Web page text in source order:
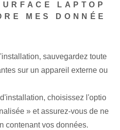
LAPTOP
MES DONNÉE
sauvegardez toute
sur un appareil externe ou
choisissez l'optio
» et assurez-vous de ne
contenant vos données.